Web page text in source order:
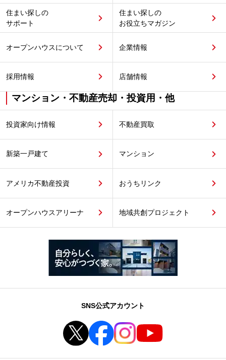
住まい探しの
サポート
住まい探しの
お役立ちマガジン
オープンハウスについて 企業情報
採用情報 店舗情報
マンション・不動産売却・投資用・他
投資家向け情報 不動産買取
新築一戸建て マンション
アメリカ不動産投資 おうちリンク
オープンハウスアリーナ 地域共創プロジェクト
SNS公式アカウント